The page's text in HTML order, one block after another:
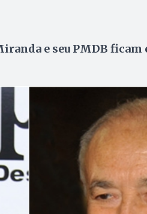
e seu PMDB ficam